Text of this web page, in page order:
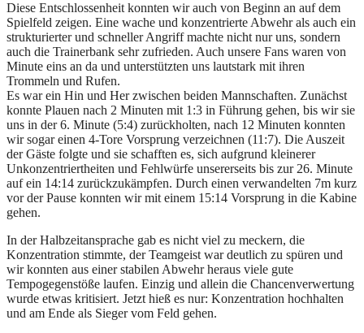
Diese Entschlossenheit konnten wir auch von Beginn an auf dem
Spielfeld zeigen. Eine wache und konzentrierte Abwehr als auch ein
strukturierter und schneller Angriff machte nicht nur uns, sondern
auch die Trainerbank sehr zufrieden. Auch unsere Fans waren von
Minute eins an da und unterstützten uns lautstark mit ihren
Trommeln und Rufen.
Es war ein Hin und Her zwischen beiden Mannschaften. Zunächst
konnte Plauen nach 2 Minuten mit 1:3 in Führung gehen, bis wir sie
uns in der 6. Minute (5:4) zurückholten, nach 12 Minuten konnten
wir sogar einen 4-Tore Vorsprung verzeichnen (11:7). Die Auszeit
der Gäste folgte und sie schafften es, sich aufgrund kleinerer
Unkonzentriertheiten und Fehlwürfe unsererseits bis zur 26. Minute
auf ein 14:14 zurückzukämpfen. Durch einen verwandelten 7m kurz
vor der Pause konnten wir mit einem 15:14 Vorsprung in die Kabine
gehen.
In der Halbzeitansprache gab es nicht viel zu meckern, die
Konzentration stimmte, der Teamgeist war deutlich zu spüren und
wir konnten aus einer stabilen Abwehr heraus viele gute
Tempogegenstöße laufen. Einzig und allein die Chancenverwertung
wurde etwas kritisiert. Jetzt hieß es nur: Konzentration hochhalten
und am Ende als Sieger vom Feld gehen.